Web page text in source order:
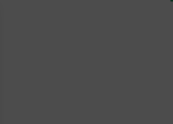
νέα και τις